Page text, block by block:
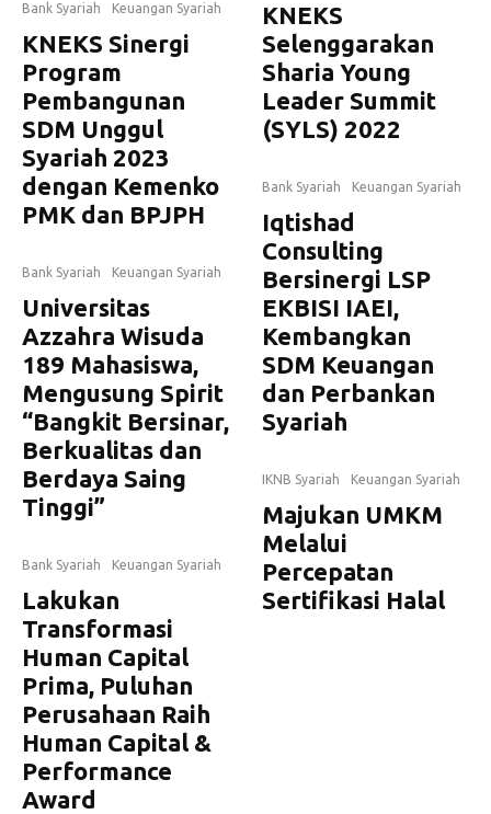
Bank Syariah Keuangan Syariah
KNEKS Sinergi
Program
Pembangunan
SDM Unggul
Syariah 2023
dengan Kemenko
PMK dan BPJPH
Bank Syariah Keuangan Syariah
Universitas
Azzahra Wisuda
189 Mahasiswa,
Mengusung Spirit
“Bangkit Bersinar,
Berkualitas dan
Berdaya Saing
Tinggi”
Bank Syariah Keuangan Syariah
Lakukan
Transformasi
Human Capital
Prima, Puluhan
Perusahaan Raih
Human Capital &
Performance
Award
KNEKS
Selenggarakan
Sharia Young
Leader Summit
(SYLS) 2022
Bank Syariah Keuangan Syariah
Iqtishad
Consulting
Bersinergi LSP
EKBISI IAEI,
Kembangkan
SDM Keuangan
dan Perbankan
Syariah
IKNB Syariah Keuangan Syariah
Majukan UMKM
Melalui
Percepatan
Sertifikasi Halal